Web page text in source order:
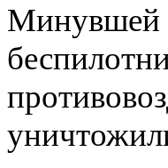
Минувшей